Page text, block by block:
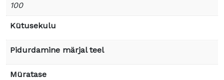
100
Kütusekulu
Pidurdamine märjal teel
Müratase